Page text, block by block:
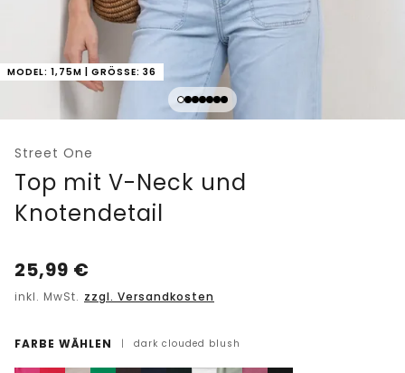
MODEL: 1,75M | GRÖSSE: 36
Street One
Top mit V-Neck und
Knotendetail
25,99 €
inkl. MwSt. zzgl. Versandkosten
FARBE WÄHLEN | dark clouded blush